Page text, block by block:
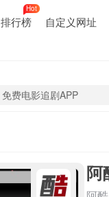
排行榜
Hot
自定义网址
免费电影追剧APP
阿